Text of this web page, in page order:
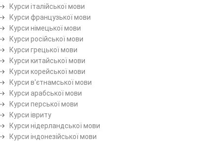
Курси італійської мови
Курси французької мови
Курси німецької мови
Курси російської мови
Курси грецької мови
Курси китайської мови
Курси корейської мови
Курси в'єтнамської мови
Курси арабської мови
Курси перської мови
Курси івриту
Курси нідерландської мови
Курси індонезійської мови